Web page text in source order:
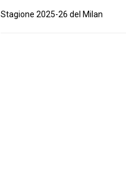
Stagione 2025-26 del Milan